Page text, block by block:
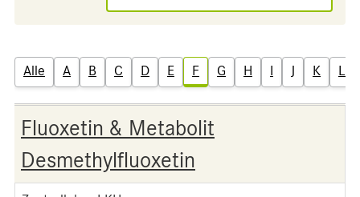
Alle A B C D E F G H I J K L
Fluoxetin & Metabolit
Desmethylfluoxetin